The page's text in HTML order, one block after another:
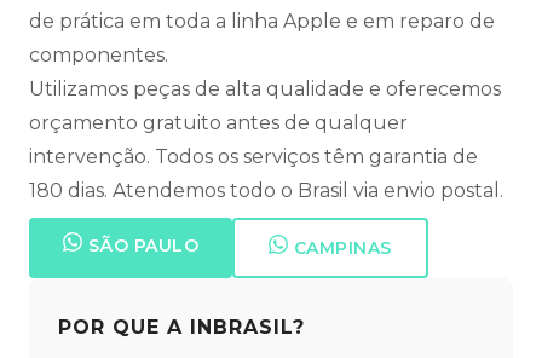
de prática em toda a linha Apple e em reparo de
componentes.
Utilizamos peças de alta qualidade e oferecemos
orçamento gratuito antes de qualquer
intervenção. Todos os serviços têm garantia de
180 dias. Atendemos todo o Brasil via envio postal.
SÃO PAULO CAMPINAS
POR QUE A INBRASIL?